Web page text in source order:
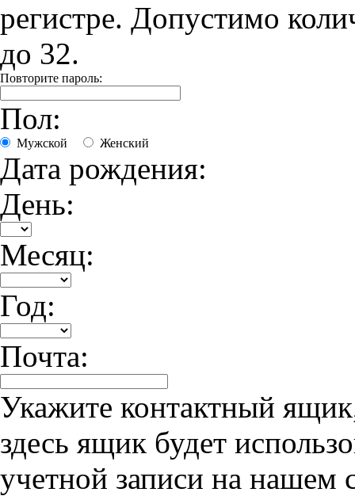
регистре. Допустимо
до 32.
Повторите пароль:
Пол:
Мужской Женский
Дата рождения:
День:
Месяц:
Год:
Почта:
Укажите контактный
здесь ящик будет
учетной записи на нашем